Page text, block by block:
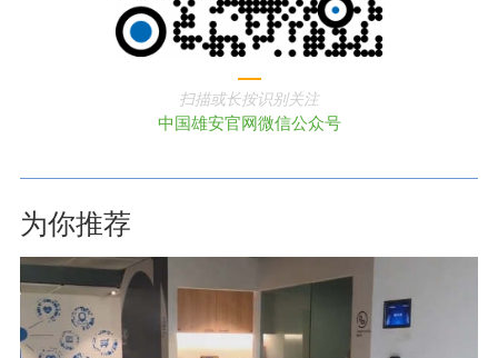
扫描或长按识别关注
中国雄安官网微信公众号
为你推荐